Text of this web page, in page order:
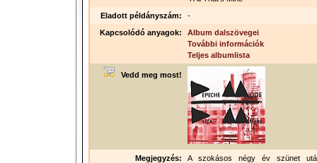
Eladott példányszám:
-
Kapcsolódó anyagok:
Album dalszövegei
További információk
Teljes albumlista
Vedd meg most!
Megjegyzés:
A szokásos négy év szünet